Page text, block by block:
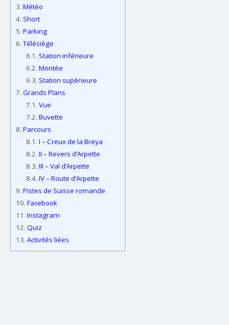
3. Météo
4. Short
5. Parking
6.Télésiège
6.1. Station inférieure
6.2. Montée
6.3. Station supérieure
7. Grands Plans
7.1. Vue
7.2. Buvette
8. Parcours
8.1. I – Creux de la Breya
8.2. II – Revers d’Arpette
8.3. III – Val d’Arpette
8.4. IV – Route d’Arpette
9. Pistes de Suisse romande
10. Facebook
11. Instagram
12. Quiz
13. Activités liées